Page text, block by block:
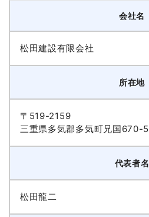
会社名
松田建設有限会社
所在地
〒519-2159
三重県多気郡多気町兄国670-5
代表者名
松田龍二